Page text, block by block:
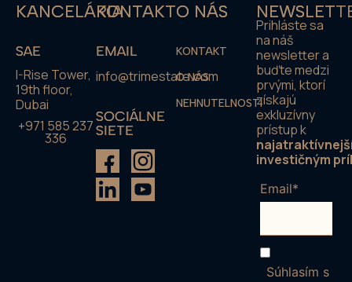
KANCELÁRIA
SAE
I-Rise Tower,
19th floor,
Dubai
+971 585 237
336
KONTAKT
EMAIL
info@trimestate.com
SOCIÁLNE
SIETE
O NÁS
KONTAKT
O NÁS
NEHNUTELNOSTI
Prihláste sa
na náš
newsletter a
buďte medzi
prvými, ktorí
získajú
exkluzívny
prístup k
investičným
Email*
Súhlasím s